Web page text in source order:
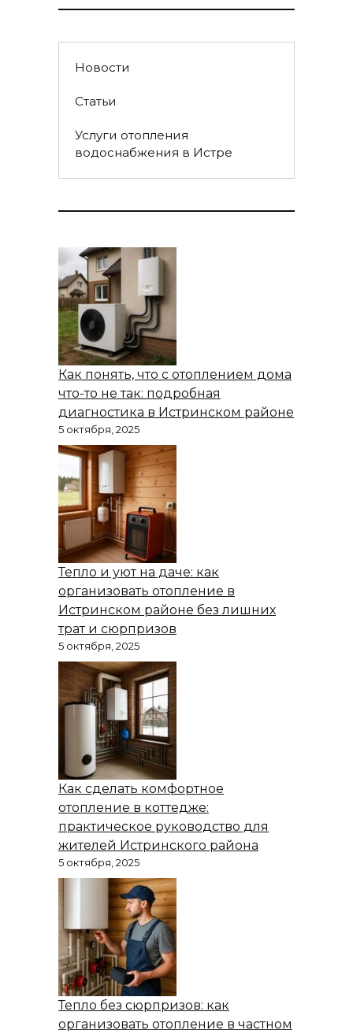
Новости
Статьи
Услуги отопления
водоснабжения в Истре
Как понять, что с отоплением дома
что-то не так: подробная
диагностика в Истринском районе
5 октября, 2025
Тепло и уют на даче: как
организовать отопление в
Истринском районе без лишних
трат и сюрпризов
5 октября, 2025
Как сделать комфортное
отопление в коттедже:
практическое руководство для
жителей Истринского района
5 октября, 2025
Тепло без сюрпризов: как
организовать отопление в частном